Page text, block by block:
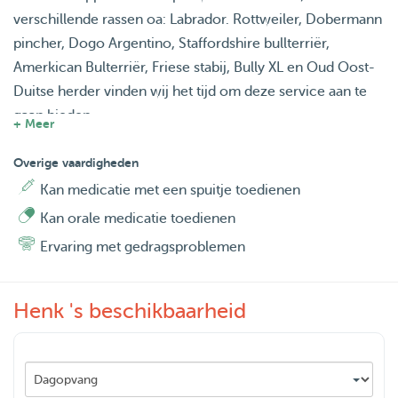
verschillende rassen oa: Labrador. Rottweiler, Dobermann
pincher, Dogo Argentino, Staffordshire bullterriër,
Amerkican Bulterriër, Friese stabij, Bully XL en Oud Oost-
Duitse herder vinden wij het tijd om deze service aan te
gaan bieden.
voer wat u meeneemt.
ze krijgen volop aandacht, liefde en kroeltjes.
Uw hond krijgt 2 of 3 x per dag eten (net waar ze aan
gewend zijn) en wordt meerdere keren per dag uitgelaten
kennismakingsgesprek waarbij duidelijke afspraken
Medicatie toedienen doen we ook op de voorgeschreven
+ Meer
Overige vaardigheden
Kan medicatie met een spuitje toedienen
Kan orale medicatie toedienen
Ervaring met gedragsproblemen
Henk 's beschikbaarheid